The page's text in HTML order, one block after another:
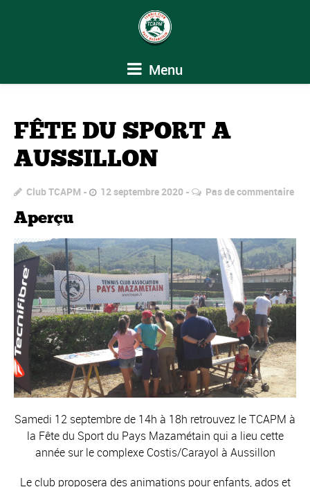
Menu
FÊTE DU SPORT A
AUSSILLON
Club TCAPM 12 septembre 2020 Pas de commentaire
Aperçu
Samedi 12 septembre de 14h à 18h retrouvez le TCAPM à
la Fête du Sport du Pays Mazamétain qui a lieu cette
année sur le complexe Costis/Carayol à Aussillon
Le club proposera des animations pour enfants, ados et